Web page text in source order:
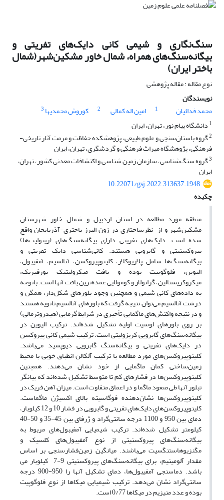
سنگ‌نگاری و شیمی کانی دایک‌های تفریتی و
بیگانه‌سنگ‌های همراه، شمال خاور مشکین‌شهر(شمال
باختر ایران)
نوع مقاله : مقاله پژوهشی
نویسندگان
محمد فدائیان
1 امین اله کمالی 2 کوروش محمدیها 3
1 دانشگاه پیام نور، تهران، ایران
2گروه باستان‌سنجی و علوم طبیعی، پژوهشکده حفاظت و مرمت آثار تاریخی-
فرهنگی، پژوهشگاه میراث فرهنگی و گردشگری، تهران، ایران
3گروه سنگ‌شناسی، سازمان زمین شناسی و اکتشافات معدنی کشور، تهران،
ایران
10.22071/gsj.2022.313637.1948
چکیده
منطقه مورد مطالعه در استان اردبیل و شمال خاور شهرستان
مشکین‌شهر و از نظرساختاری در زون البرز باختری-آذربایجان واقع
شده است. دایک‌های تفریتی دارای بیگانه‌سنگ‌های (زینولیت‌ها)
پیروکسنیتی و گابرویی هستند. کانی­‌شناسی دایک تفریتی و
بیگانه‌سنگ‌ها شامل پلاژیوکلاز، کلینوپیروکسن، آنالسیم، آمفیبول،
الیوین، فلوگوپیت بوده و بافت میکرولیتیک پورفیریک،
میکروکریستالین، گرانولار و کومولایی عمده‌­ترین بافت آنها است. باتوجه
به داده‌های کانی شیمی و همچنین وجود بلورهای شکل‌دار، همگن و
درشت آنالسیم می‌توان نتیجه گرفت که بلورهای آنالسیم ثانویه هستند
و در نتیجه واکنش‌های ماگمایی تأخیری در شرایط گرمابی (هیدروترمالی)
بر روی بلورهای لوسیت اولیه تشکیل شده‌اند. ترکیب الیوین در
بیگانه‌سنگ‌های گابرویی کریزولیتی است. ترکیب شیمی کانی پیروکسن
در دایک‌های تفریتی و بیگانه‌سنگ گابرویی دیوپسید می‌باشد.
کلینوپیروکسن‌های مورد مطالعه با ترکیب آلکالن انطباق خوبی با محیط
زمین‌ساختی کمان ماگمایی از خود نشان می‌‌‌دهند. همچنین
کلینوپیروکسن‌ها در فشارهای کم تا متوسط تشکیل شده‌اند که بیانگر
تبلور آنها طی صعود ماگما و در اعماق متفاوت است. میزان آهن فریک در
کلینوپیروکسن‌ها نشان‌دهنده فوگاسیته بالای اکسیژن ماگماست.
کلینوپیروکسن­‌های دایک‌های تفریتی و گابرویی در فشار 10 و 12 کیلوبار،
دمای بین 950 و 1100 درجه سانتی‌گراد و ژرفای بین 45-35 و 50-40
کیلومتر تشکیل شده‌­اند. ترکیب شیمیایی آمفیبول­‌های مربوط به
بیگانه‌سنگ‌های پیروکسنیتی از نوع آمفیبول‌های کلسیک و
مگنزیوهاستنگسیت می‌باشند. میانگین زمین‌فشارسنجی بر اساس
مقدار آلومینیم، برای بیگانه‌سنگ‌های پیروکسنیتی 9-7 کیلوبار می­‌
باشد. دماسنجی آمفیبول­‌ها، دمای تشکیل آنها را 950-900 درجه
سانتی‌گراد نشان می‌دهد. ترکیب شیمیایی میکاها از نوع فلوگوپیت
بوده و عدد منیزیم در میکاها 0/77 است.